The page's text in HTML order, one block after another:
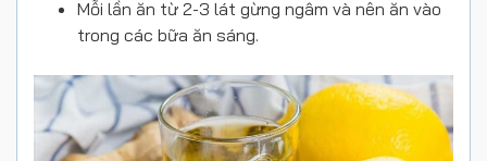
Mỗi lần ăn từ 2-3 lát gừng ngâm và nên ăn vào
trong các bữa ăn sáng.